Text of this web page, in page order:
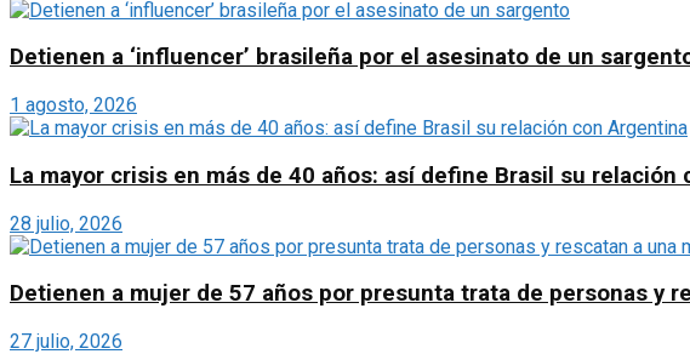
Detienen a ‘influencer’ brasileña por el asesinato de un
1 agosto, 2026
La mayor crisis en más de 40 años: así define Brasil su relación
28 julio, 2026
Detienen a mujer de 57 años por presunta trata de personas y
27 julio, 2026